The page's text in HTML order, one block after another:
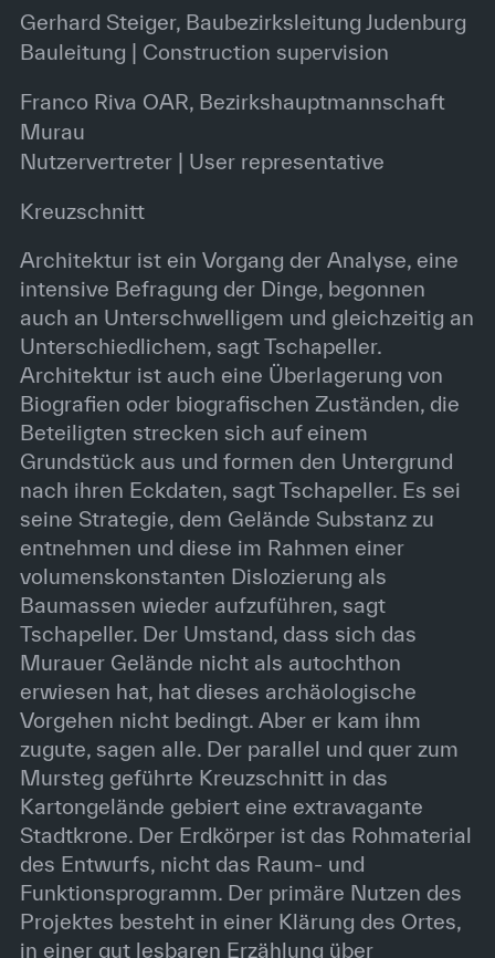
Gerhard Steiger, Baubezirksleitung Judenburg
Bauleitung | Construction supervision
Franco Riva OAR, Bezirkshauptmannschaft
Murau
Nutzervertreter | User representative
Kreuzschnitt
Architektur ist ein Vorgang der Analyse, eine
intensive Befragung der Dinge, begonnen
auch an Unterschwelligem und gleichzeitig an
Unterschiedlichem, sagt Tschapeller.
Architektur ist auch eine Überlagerung von
Biografien oder biografischen Zuständen, die
Beteiligten strecken sich auf einem
Grundstück aus und formen den Untergrund
nach ihren Eckdaten, sagt Tschapeller. Es sei
seine Strategie, dem Gelände Substanz zu
entnehmen und diese im Rahmen einer
volumenskonstanten Dislozierung als
Baumassen wieder aufzuführen, sagt
Tschapeller. Der Umstand, dass sich das
Murauer Gelände nicht als autochthon
erwiesen hat, hat dieses archäologische
Vorgehen nicht bedingt. Aber er kam ihm
zugute, sagen alle. Der parallel und quer zum
Mursteg geführte Kreuzschnitt in das
Kartongelände gebiert eine extravagante
Stadtkrone. Der Erdkörper ist das Rohmaterial
des Entwurfs, nicht das Raum- und
Funktionsprogramm. Der primäre Nutzen des
Projektes besteht in einer Klärung des Ortes,
in einer gut lesbaren Erzählung über